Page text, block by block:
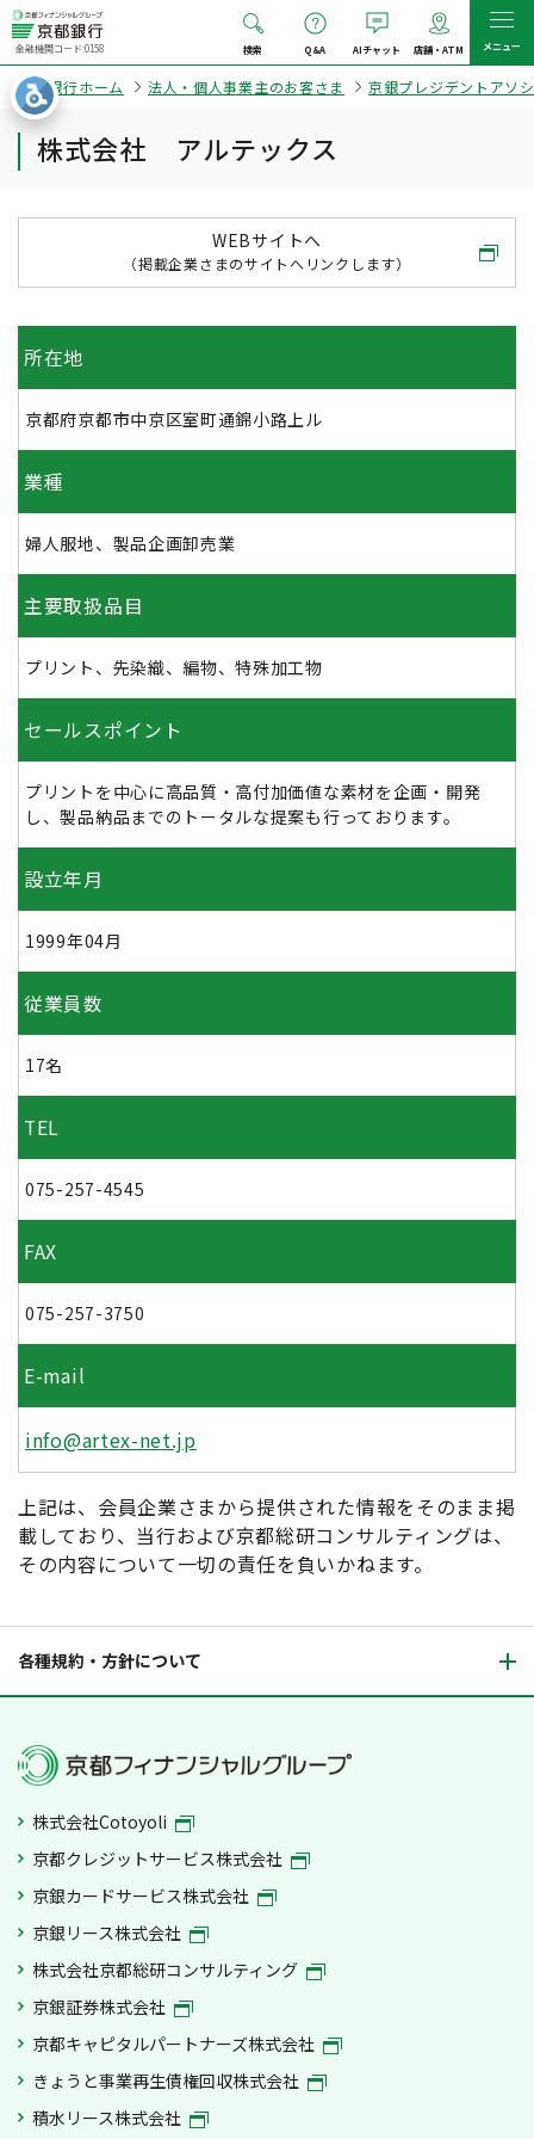
金融機関コード:0158 検索 Q&A AIチャット 店舗・ATM メニュー
京都銀行ホーム 法人・個人事業主のお客さま 京銀プレジデントアソ
株式会社 アルテックス
WEBサイトへ
（掲載企業さまのサイトへリンクします）
所在地
京都府京都市中京区室町通錦小路上ル
業種
婦人服地、製品企画卸売業
主要取扱品目
プリント、先染織、編物、特殊加工物
セールスポイント
プリントを中心に高品質・高付加価値な素材を企画・開発
し、製品納品までのトータルな提案も行っております。
設立年月
1999年04月
従業員数
17名
TEL
075-257-4545
FAX
075-257-3750
E-mail
info@artex-net.jp
上記は、会員企業さまから提供された情報をそのまま掲
載しており、当行および京都総研コンサルティングは、
その内容について一切の責任を負いかねます。
各種規約・方針について
株式会社Cotoyoli
京都クレジットサービス株式会社
京銀カードサービス株式会社
京銀リース株式会社
株式会社京都総研コンサルティング
京銀証券株式会社
京都キャピタルパートナーズ株式会社
きょうと事業再生債権回収株式会社
積水リース株式会社